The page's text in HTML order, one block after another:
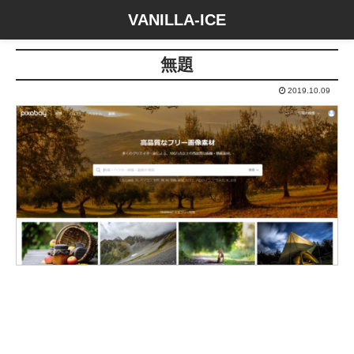
無題
2019.10.09
VANILLA-ICE